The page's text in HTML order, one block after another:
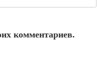
комментариев.